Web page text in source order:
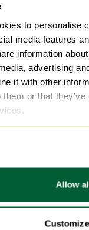
to personalise
media features
information
advertising
it with other
them or that
Allow
Customize
is de
gebaseerd op
Rome. Deze
koninklijke
een Barcelona
behoorlijk